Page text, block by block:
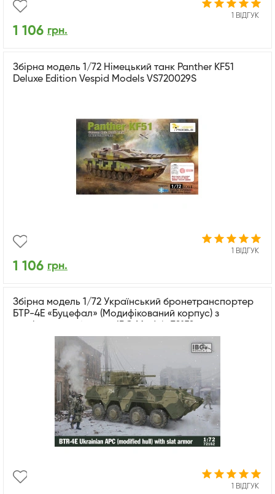
1 ВІДГУК
1 106 грн.
Збірна модель 1/72 Німецький танк Panther KF51
Deluxe Edition Vespid Models VS720029S
1 ВІДГУК
1 106 грн.
Збірна модель 1/72 Український бронетранспортер
БТР-4Е «Буцефал» (Модифікований корпус) з
1 ВІДГУК